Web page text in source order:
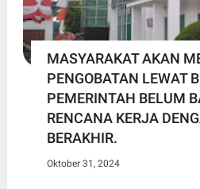
MASYARAKAT AKAN
PENGOBATAN LEWAT
PEMERINTAH BELUM
RENCANA KERJA
BERAKHIR.
Oktober 31, 2024